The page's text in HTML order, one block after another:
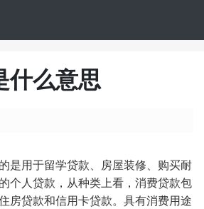
什么意思
是用于留学贷款、房屋装修、购买耐
个人贷款，从种类上看，消费贷款包
房贷款和信用卡贷款。具有消费用途